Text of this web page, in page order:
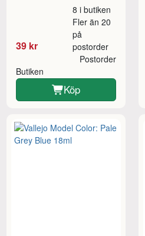
39 kr
8 i butiken
Fler än 20
på
postorder
Butiken
Postorder
Köp